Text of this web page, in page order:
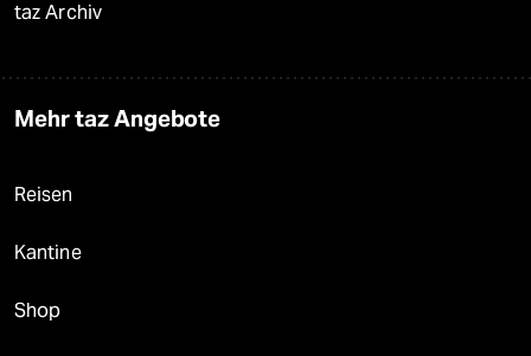
taz Archiv
Mehr taz Angebote
Reisen
Kantine
Shop